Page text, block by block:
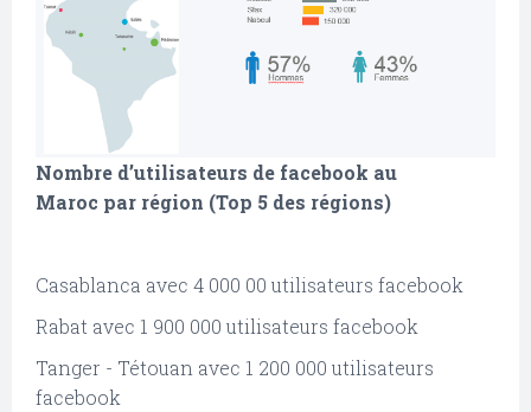
Nombre d’utilisateurs de facebook au
Maroc par région (Top 5 des régions)
Casablanca avec 4 000 00 utilisateurs facebook
Rabat avec 1 900 000 utilisateurs facebook
Tanger - Tétouan avec 1 200 000 utilisateurs
facebook